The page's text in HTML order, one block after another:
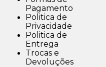
Pagamento
Politica de
Privacidade
Politica de
Entrega
Trocas e
Devoluções